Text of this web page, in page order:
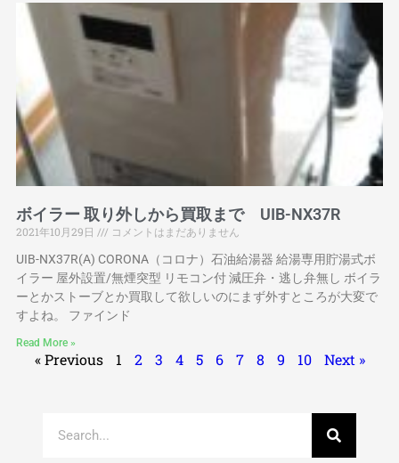
ボイラー 取り外しから買取まで UIB-NX37R
2021年10月29日
コメントはまだありません
UIB-NX37R(A) CORONA（コロナ）石油給湯器 給湯専用貯湯式ボ
イラー 屋外設置/無煙突型 リモコン付 減圧弁・逃し弁無し ボイラ
ーとかストーブとか買取して欲しいのにまず外すところが大変で
すよね。 ファインド
Read More »
« Previous 1 2 3 4 5 6 7 8 9 10 Next »